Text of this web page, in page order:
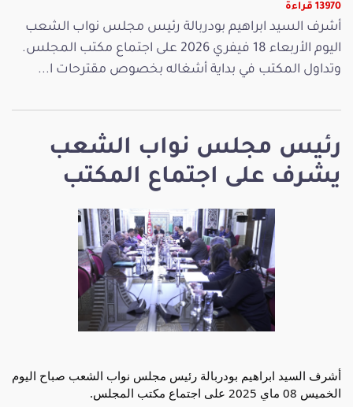
رئيس مجلس نواب الشعب
يشرف على اجتماع المكتب
أشرف السيد ابراهيم بودربالة رئيس مجلس نواب الشعب صباح اليوم
الخميس 08 ماي 2025 على اجتماع مكتب المجلس.
13970 قراءة
أشرف السيد ابراهيم بودربالة رئيس مجلس نواب الشعب
اليوم الأربعاء 18 فيفري 2026 على اجتماع مكتب المجلس.
وتداول المكتب في بداية أشغاله بخصوص مقترحات ا...